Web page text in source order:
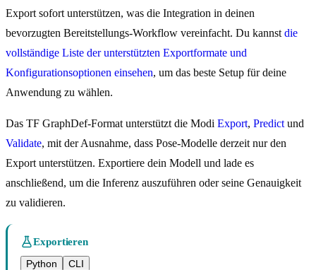
Export sofort unterstützen, was die Integration in deinen
bevorzugten Bereitstellungs-Workflow vereinfacht. Du kannst die
vollständige Liste der unterstützten Exportformate und
Konfigurationsoptionen einsehen, um das beste Setup für deine
Anwendung zu wählen.
Das TF GraphDef-Format unterstützt die Modi Export, Predict und
Validate, mit der Ausnahme, dass Pose-Modelle derzeit nur den
Export unterstützen. Exportiere dein Modell und lade es
anschließend, um die Inferenz auszuführen oder seine Genauigkeit
zu validieren.
Exportieren
Python
CLI